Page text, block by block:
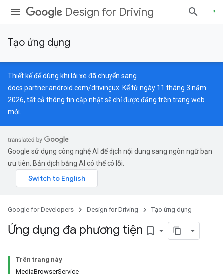
Design for Driving
Tạo ứng dụng
Thiết kế để dùng khi lái xe đã chuyển sang
docs.partner.android.com/drivingux . Kể từ ngày 11 tháng 3 năm
2026, tất cả thông tin cập nhật sẽ chỉ được đăng trên trang web
mới.
Google sử dụng công nghệ AI để dịch nội dung sang ngôn ngữ bạn
ưu tiên. Bản dịch bằng AI có thể có lỗi.
Google for Developers Design for Driving Tạo ứng dụng
Ứng dụng đa phương tiện bookmark_border
Trên trang này
MediaBrowserService